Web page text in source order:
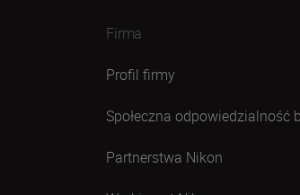
Firma
Profil firmy
Społeczna odpowiedzialność
Partnerstwa Nikon